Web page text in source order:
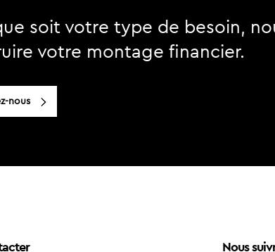
soit votre type de besoin,
votre montage financier.
nous
Nous